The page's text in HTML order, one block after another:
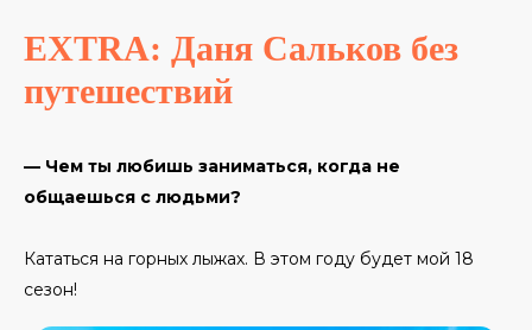
EXTRA: Даня Сальков без
путешествий
— Чем ты любишь заниматься, когда не
общаешься с людьми?
Кататься на горных лыжах. В этом году будет мой 18
сезон!